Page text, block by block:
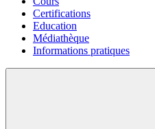
Certifications
Education
Médiathèque
Informations pratiques